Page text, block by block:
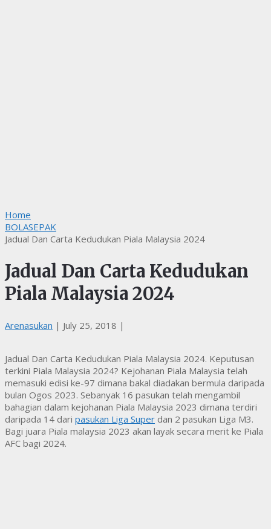
Home
BOLASEPAK
Jadual Dan Carta Kedudukan Piala Malaysia 2024
Jadual Dan Carta Kedudukan
Piala Malaysia 2024
Arenasukan | July 25, 2018 |
Jadual Dan Carta Kedudukan Piala Malaysia 2024. Keputusan
terkini Piala Malaysia 2024? Kejohanan Piala Malaysia telah
memasuki edisi ke-97 dimana bakal diadakan bermula daripada
bulan Ogos 2023. Sebanyak 16 pasukan telah mengambil
bahagian dalam kejohanan Piala Malaysia 2023 dimana terdiri
daripada 14 dari pasukan Liga Super dan 2 pasukan Liga M3.
Bagi juara Piala malaysia 2023 akan layak secara merit ke Piala
AFC bagi 2024.